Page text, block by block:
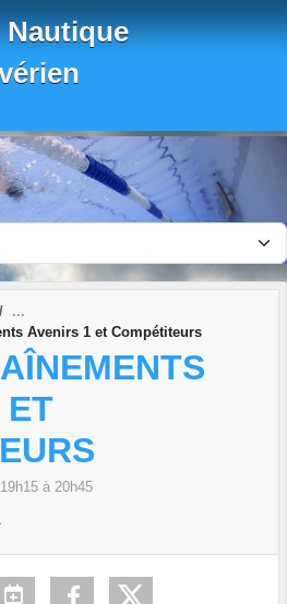
Nautique
Avenirs 1 et Compétiteurs
ET
à 20h45